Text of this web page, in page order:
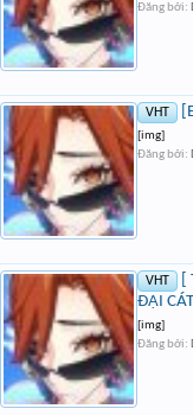
Đăng bởi:
VHT
[img]
Đăng bởi:
VHT
ĐẠI
[img]
Đăng bởi: